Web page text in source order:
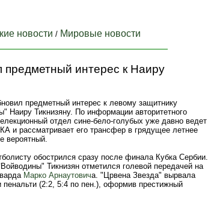
новости / Мировые новости
предметный интерес к Наиру
предметный интерес к левому защитнику
Наиру Тикнизяну. По информации авторитетного
отдел сине-бело-голубых уже давно ведет
и рассматривает его трансфер в грядущее летнее
вероятный.
обострился сразу после финала Кубка Сербии.
Тикнизян отметился голевой передачей на
Марко Арнаутовича. "Црвена Звезда" вырвала
пенальти (2:2, 5:4 по пен.), оформив престижный